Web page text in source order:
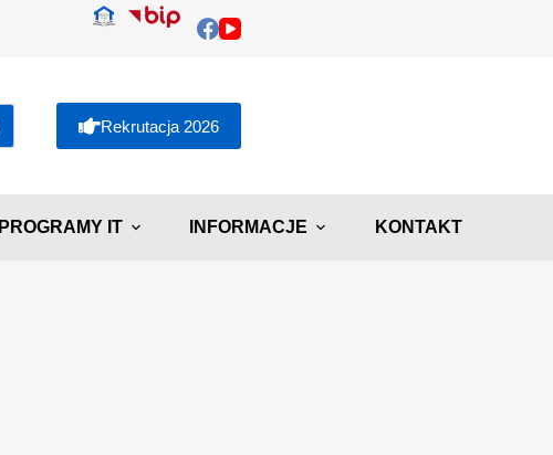
Rekrutacja 2026
PROGRAMY IT INFORMACJE KONTAKT